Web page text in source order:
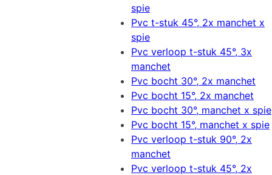
spie
Pvc t-stuk 45°, 2x manchet x
spie
Pvc verloop t-stuk 45°, 3x
manchet
Pvc bocht 30°, 2x manchet
Pvc bocht 15°, 2x manchet
Pvc bocht 30°, manchet x spie
Pvc bocht 15°, manchet x spie
Pvc verloop t-stuk 90°, 2x
manchet
Pvc verloop t-stuk 45°, 2x